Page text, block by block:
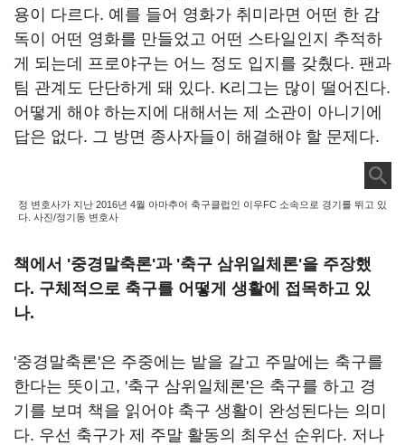
용이 다르다. 예를 들어 영화가 취미라면 어떤 한 감
독이 어떤 영화를 만들었고 어떤 스타일인지 추적하
게 되는데 프로야구는 어느 정도 입지를 갖췄다. 팬과
팀 관계도 단단하게 돼 있다. K리그는 많이 떨어진다.
어떻게 해야 하는지에 대해서는 제 소관이 아니기에
답은 없다. 그 방면 종사자들이 해결해야 할 문제다.
정 변호사가 지난 2016년 4월 아마추어 축구클럽인 이우FC 소속으로 경기를 뛰고 있
다. 사진/정기동 변호사
책에서 '중경말축론'과 '축구 삼위일체론'을 주장했
다. 구체적으로 축구를 어떻게 생활에 접목하고 있
나.
'중경말축론'은 주중에는 밭을 갈고 주말에는 축구를
한다는 뜻이고, '축구 삼위일체론'은 축구를 하고 경
기를 보며 책을 읽어야 축구 생활이 완성된다는 의미
다. 우선 축구가 제 주말 활동의 최우선 순위다. 저나